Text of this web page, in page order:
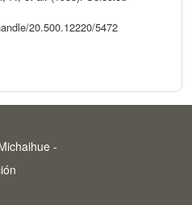
20.500.12220/5472
-